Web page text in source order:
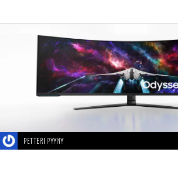
PETTERI PYYNY